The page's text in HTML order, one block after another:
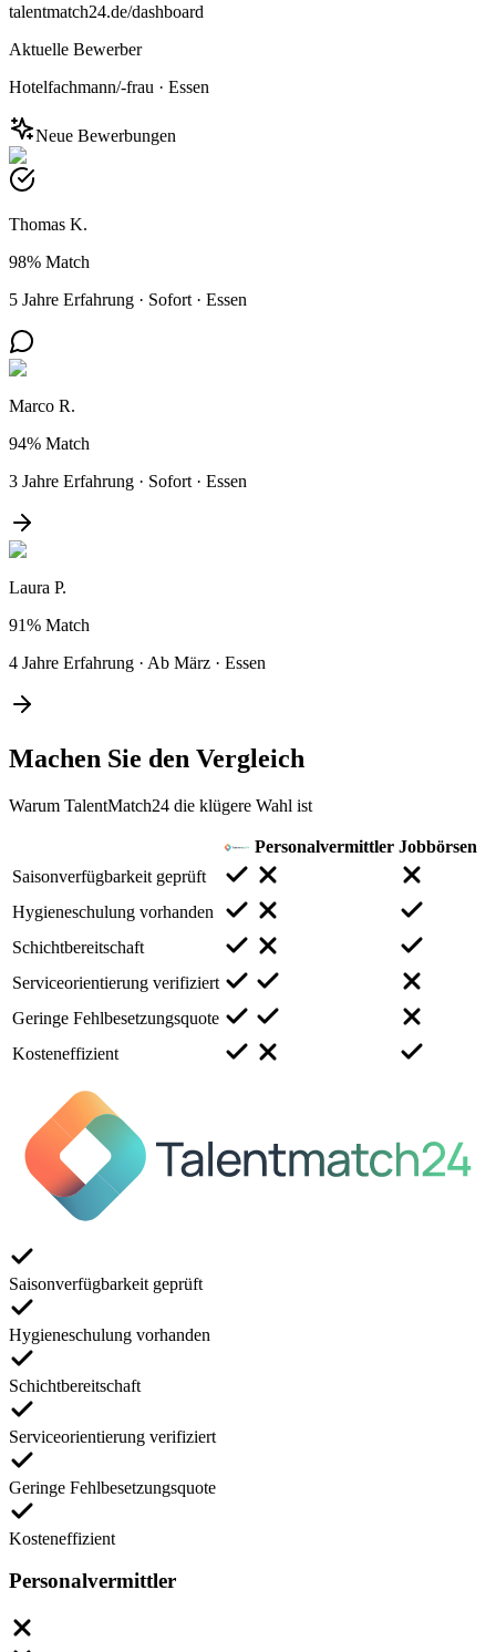
talentmatch24.de/dashboard
Aktuelle Bewerber
Hotelfachmann/-frau · Essen
Neue Bewerbungen
Thomas K.
98% Match
5 Jahre Erfahrung · Sofort · Essen
Marco R.
94% Match
3 Jahre Erfahrung · Sofort · Essen
Laura P.
91% Match
4 Jahre Erfahrung · Ab März · Essen
Machen Sie den Vergleich
Warum TalentMatch24 die klügere Wahl ist
Personalvermittler Jobbörsen
Saisonverfügbarkeit geprüft
Hygieneschulung vorhanden
Schichtbereitschaft
Serviceorientierung verifiziert
Geringe Fehlbesetzungsquote
Kosteneffizient
Saisonverfügbarkeit geprüft
Hygieneschulung vorhanden
Schichtbereitschaft
Serviceorientierung verifiziert
Geringe Fehlbesetzungsquote
Kosteneffizient
Personalvermittler